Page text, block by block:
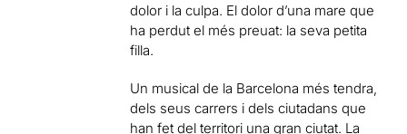
dolor i la culpa. El dolor d’una mare que
ha perdut el més preuat: la seva petita
filla.
Un musical de la Barcelona més tendra,
dels seus carrers i dels ciutadans que
han fet del territori una gran ciutat. La